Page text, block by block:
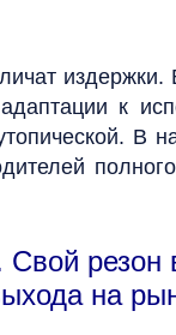
издержки.
к
В
резон
на